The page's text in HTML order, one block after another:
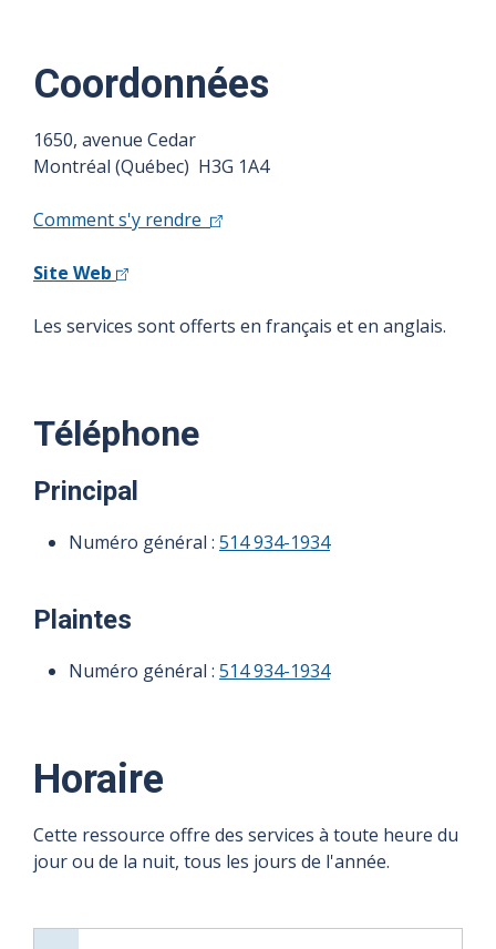
Coordonnées
1650, avenue Cedar
Montréal (Québec) H3G 1A4
Comment s'y rendre
Site Web
Les services sont offerts en français et en anglais.
Téléphone
Principal
Numéro général : 514 934-1934
Plaintes
Numéro général : 514 934-1934
Horaire
Cette ressource offre des services à toute heure du
jour ou de la nuit, tous les jours de l'année.